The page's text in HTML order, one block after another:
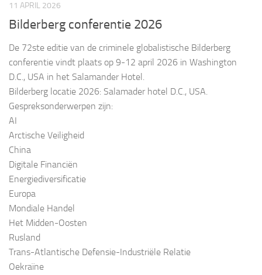
11 APRIL 2026
Bilderberg conferentie 2026
De 72ste editie van de criminele globalistische Bilderberg
conferentie vindt plaats op 9-12 april 2026 in Washington
D.C., USA in het Salamander Hotel.
Bilderberg locatie 2026: Salamader hotel D.C., USA.
Gespreksonderwerpen zijn:
AI
Arctische Veiligheid
China
Digitale Financiën
Energiediversificatie
Europa
Mondiale Handel
Het Midden-Oosten
Rusland
Trans-Atlantische Defensie-Industriële Relatie
Oekraïne